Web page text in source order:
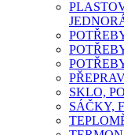
SKLO,
SÁČKY,